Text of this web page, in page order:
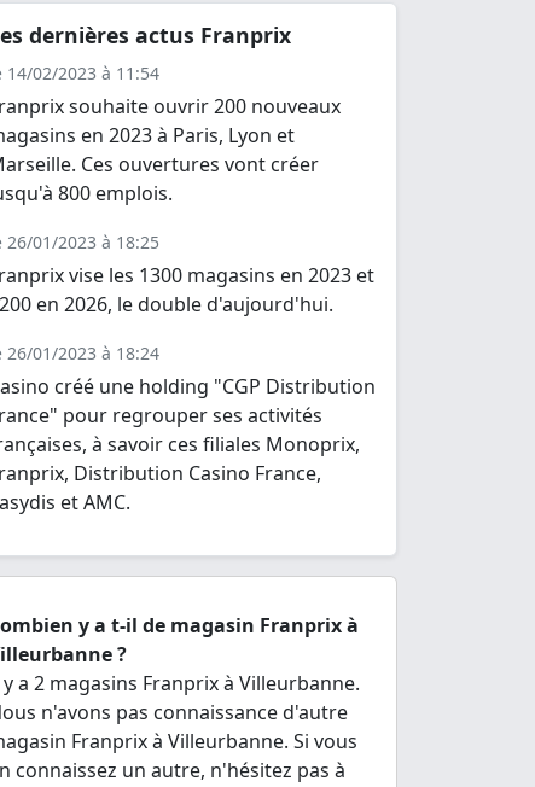
dernières actus Franprix
14/02/2023 à 11:54
souhaite ouvrir 200 nouveaux
en 2023 à Paris, Lyon et
Ces ouvertures vont créer
800 emplois.
26/01/2023 à 18:25
vise les 1300 magasins en 2023 et
en 2026, le double d'aujourd'hui.
26/01/2023 à 18:24
créé une holding "CGP Distribution
pour regrouper ses activités
à savoir ces filiales Monoprix,
Distribution Casino France,
et AMC.
y a t-il de magasin Franprix à
?
a 2 magasins Franprix à Villeurbanne.
n'avons pas connaissance d'autre
Franprix à Villeurbanne. Si vous
connaissez un autre, n'hésitez pas à